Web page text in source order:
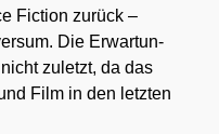
Fic­tion zurück –
Die Erwar­tun­
zuletzt, da das
Film in den letz­ten